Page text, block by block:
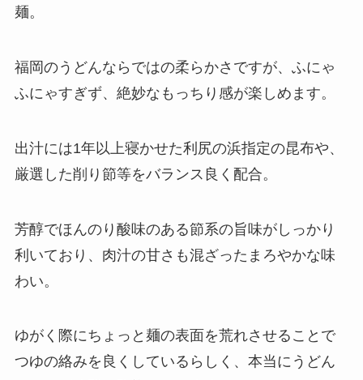
麺。
福岡のうどんならではの柔らかさですが、ふにゃ
ふにゃすぎず、絶妙なもっちり感が楽しめます。
出汁には1年以上寝かせた利尻の浜指定の昆布や、
厳選した削り節等をバランス良く配合。
芳醇でほんのり酸味のある節系の旨味がしっかり
利いており、肉汁の甘さも混ざったまろやかな味
わい。
ゆがく際にちょっと麺の表面を荒れさせることで
つゆの絡みを良くしているらしく、本当にうどん